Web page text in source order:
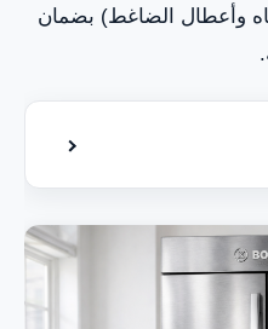
وأعطال الضاغط) بضمان
إظهار أو
دليل شامل للخدمة